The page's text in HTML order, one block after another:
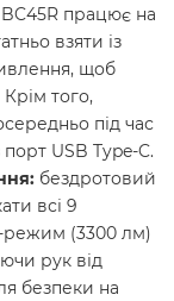
працює на
взяти із
щоб
того,
під час
USB Type-C.
бездротовий
всі 9
режим (3300 лм)
рук від
безпеки на